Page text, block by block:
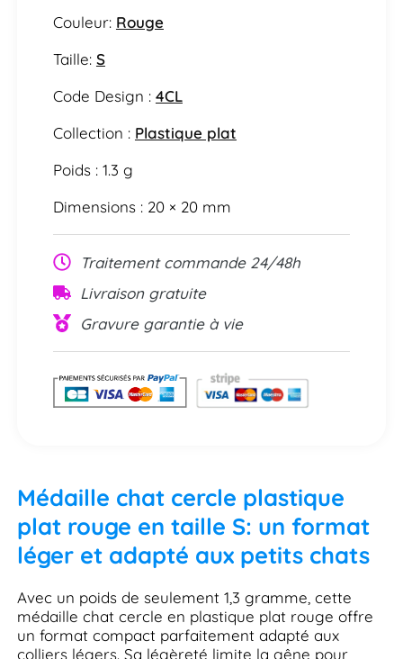
Couleur: Rouge
Taille: S
Code Design : 4CL
Collection : Plastique plat
Poids : 1.3 g
Dimensions : 20 × 20 mm
Traitement commande 24/48h
Livraison gratuite
Gravure garantie à vie
Médaille chat cercle plastique
plat rouge en taille S: un format
léger et adapté aux petits chats
Avec un poids de seulement 1,3 gramme, cette
médaille chat cercle en plastique plat rouge offre
un format compact parfaitement adapté aux
colliers légers. Sa légèreté limite la gêne pour